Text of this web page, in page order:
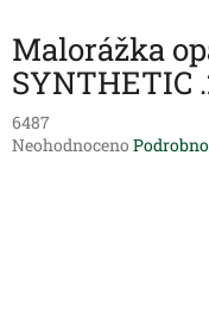
Malorážka
SYNTHETIC
6487
Průměrné
Neohodnoceno